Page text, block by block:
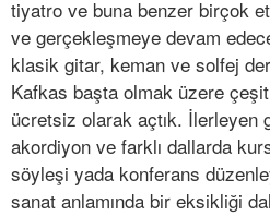
tiyatro ve buna benzer birçok
ve gerçekleşmeye devam
klasik gitar, keman ve solfej
Kafkas başta olmak üzere
ücretsiz olarak açtık. İlerleyen
akordiyon ve farklı dallarda
söyleşi yada konferans
sanat anlamında bir eksikliği